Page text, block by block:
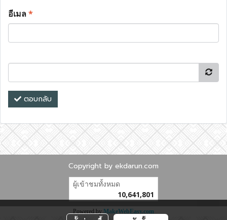
อีเมล*
ตอบกลับ
Copyright by ekdarun.com
ผู้เข้าชมทั้งหมด
10,641,801
Powered by MakeWebEasy.com